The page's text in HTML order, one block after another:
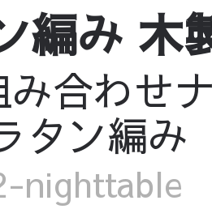
編み 木
合わせ
タン編み
nighttable